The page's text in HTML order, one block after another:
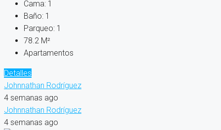
Cama: 1
Baño: 1
Parqueo: 1
78.2 M²
Apartamentos
Detalles
Johnnathan Rodríguez
4 semanas ago
Johnnathan Rodríguez
4 semanas ago